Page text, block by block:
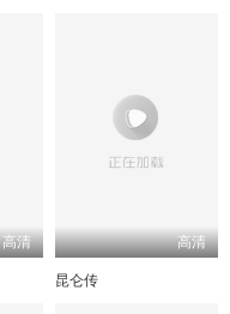
高清 高清
昆仑传